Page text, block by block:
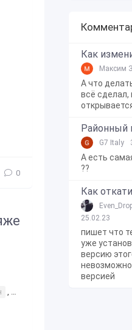
0
, Дедушка
Максим
А что
всё
Районный
G7 Italy
А есть
??
25.02.23
пишет что
уже
версию
версией